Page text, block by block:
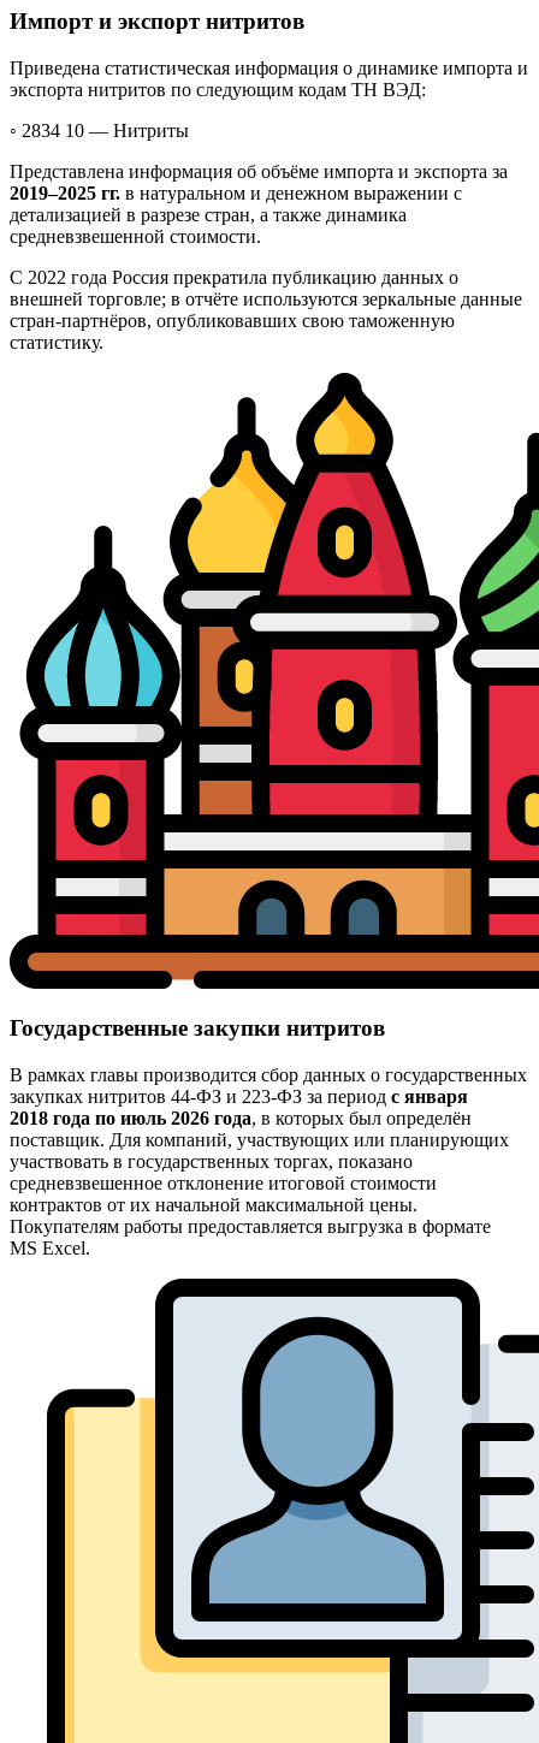
Импорт и экспорт нитритов
Приведена статистическая информация о динамике импорта и
экспорта нитритов по следующим кодам ТН ВЭД:
◦ 2834 10 — Нитриты
Представлена информация об объёме импорта и экспорта за
2019–2025 гг. в натуральном и денежном выражении с
детализацией в разрезе стран, а также динамика
средневзвешенной стоимости.
С 2022 года Россия прекратила публикацию данных о
внешней торговле; в отчёте используются зеркальные данные
стран-партнёров, опубликовавших свою таможенную
статистику.
Государственные закупки нитритов
В рамках главы производится сбор данных о государственных
закупках нитритов 44-ФЗ и 223-ФЗ за период с января
2018 года по июль 2026 года, в которых был определён
поставщик. Для компаний, участвующих или планирующих
участвовать в государственных торгах, показано
средневзвешенное отклонение итоговой стоимости
контрактов от их начальной максимальной цены.
Покупателям работы предоставляется выгрузка в формате
MS Excel.